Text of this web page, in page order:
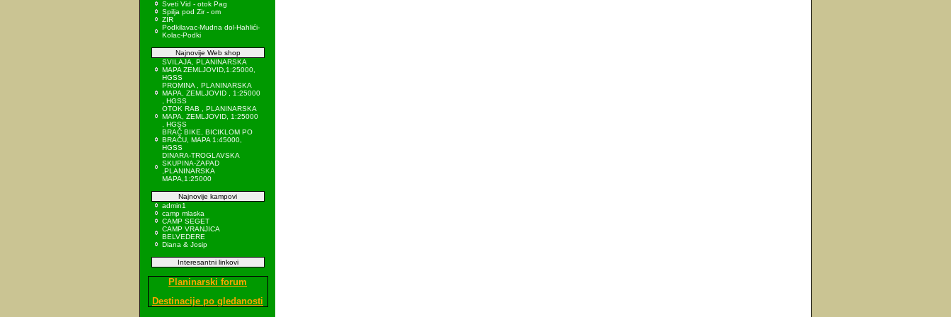
Sveti Vid - otok Pag
Spilja pod Zir - om
ZIR
Podkilavac-Mudna dol-Hahlići-
Kolac-Podki
Najnovije Web shop
SVILAJA, PLANINARSKA
MAPA ZEMLJOVID,1:25000,
HGSS
PROMINA , PLANINARSKA
MAPA, ZEMLJOVID , 1:25000
, HGSS
OTOK RAB , PLANINARSKA
MAPA, ZEMLJOVID, 1:25000
, HGSS
BRAČ BIKE, BICIKLOM PO
BRAČU, MAPA 1:45000,
HGSS
DINARA-TROGLAVSKA
SKUPINA-ZAPAD
,PLANINARSKA
MAPA,1:25000
Najnovije kampovi
admin1
camp mlaska
CAMP SEGET
CAMP VRANJICA
BELVEDERE
Diana & Josip
Interesantni linkovi
Planinarski forum
Destinacije po gledanosti